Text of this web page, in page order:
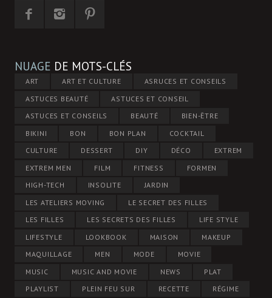
NUAGE DE MOTS-CLÉS
ART ART ET CULTURE
ASRUCES ET CONSEILS
ASTUCES BEAUTÉ
ASTUCES ET CONSEIL
ASTUCES ET CONSEILS
BEAUTÉ
BIEN-ÊTRE
BIKINI
BON BON PLAN
COCKTAIL
CULTURE
DESSERT DIY DÉCO
EXTREM
EXTREM MEN
FILM FITNESS
FORMEN
HIGH-TECH
INSOLITE
JARDIN
LES ATELIERS MOVING
LE SECRET DES FILLES
LES FILLES
LES SECRETS DES FILLES
LIFE STYLE
LIFESTYLE
LOOKBOOK MAISON
MAKEUP
MAQUILLAGE
MEN MODE
MOVIE
MUSIC
MUSIC AND MOVIE NEWS
PLAT
PLAYLIST
PLEIN FEU SUR RECETTE RÉGIME